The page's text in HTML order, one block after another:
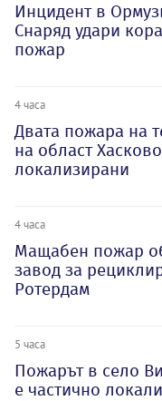
Инцидент в
Снаряд удари
пожар
4 часа
Двата пожара на
на област
локализирани
4 часа
Мащабен пожар
завод за
Ротердам
5 часа
Пожарът в село
е частично